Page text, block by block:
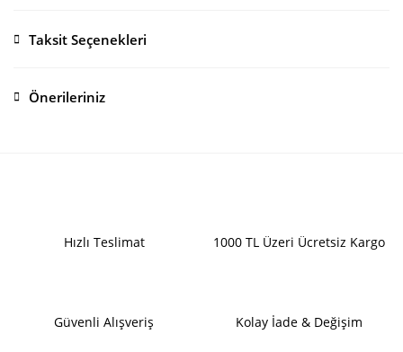
Bu ürüne ilk yorumu siz yapın!
Taksit Seçenekleri
Önerileriniz
Ürün resmi kalitesiz, bozuk veya görüntülenemiyor.
Ürün fiyatı diğer sitelerden daha pahalı.
Hızlı Teslimat 1000 TL Üzeri Ücretsiz Kargo
Güvenli Alışveriş Kolay İade & Değişim